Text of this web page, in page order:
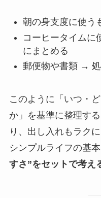
朝の身支度に使う
コーヒータイムに
にまとめる
郵便物や書類 →
このように「いつ・
か」を基準に整理す
り、出し入れもラクに
シンプルライフの基本
すさ”をセットで考え